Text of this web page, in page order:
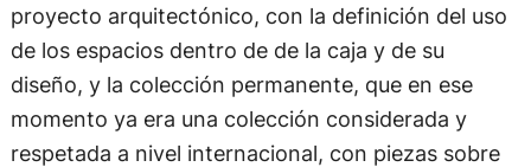
proyecto arquitectónico, con la definición del uso
de los espacios dentro de de la caja y de su
diseño, y la colección permanente, que en ese
momento ya era una colección considerada y
respetada a nivel internacional, con piezas sobre